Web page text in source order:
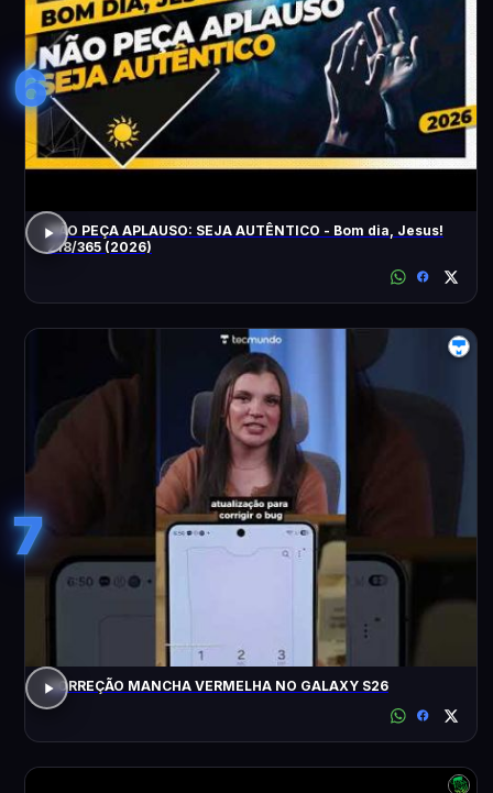
6
NÃO PEÇA APLAUSO: SEJA AUTÊNTICO - Bom dia, Jesus!
218/365 (2026)
7
CORREÇÃO MANCHA VERMELHA NO GALAXY S26